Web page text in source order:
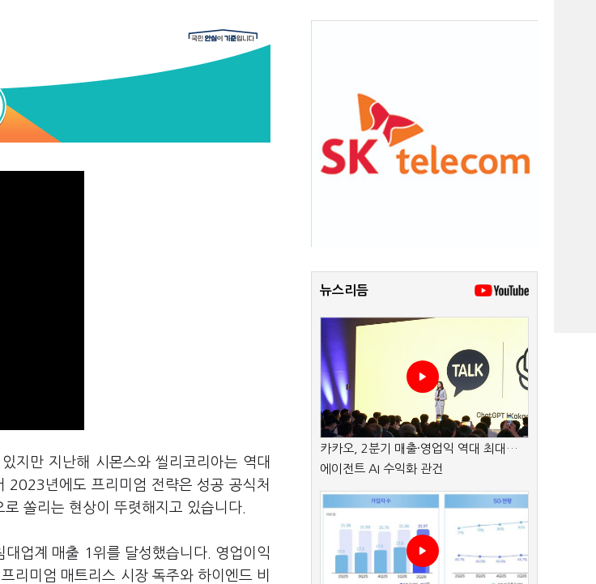
지만 지난해 시몬스와 씰리코리아는 역대
2023년에도 프리미엄 전략은 성공 공식처
쏠리는 현상이 뚜렷해지고 있습니다.
업계 매출 1위를 달성했습니다. 영업이익
리미엄 매트리스 시장 독주와 하이엔드 비
뉴스리듬
카카오, 2분기 매출·영업익 역대 최대…
에이전트 AI 수익화 관건